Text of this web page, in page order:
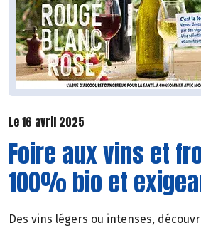
Le 16 avril 2025
Foire aux vins et
100% bio et
Des vins légers ou intenses,